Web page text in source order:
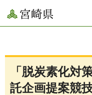
宮崎県
「脱炭素化対
託企画提案競